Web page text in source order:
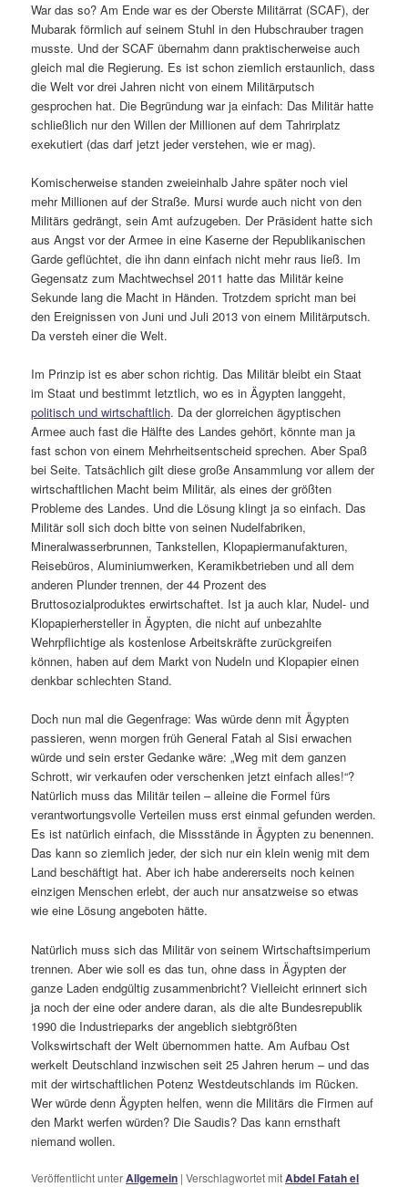
War das so? Am Ende war es der Oberste Militärrat (SCAF), der
Mubarak förmlich auf seinem Stuhl in den Hubschrauber tragen
musste. Und der SCAF übernahm dann praktischerweise auch
gleich mal die Regierung. Es ist schon ziemlich erstaunlich, dass
die Welt vor drei Jahren nicht von einem Militärputsch
gesprochen hat. Die Begründung war ja einfach: Das Militär hatte
schließlich nur den Willen der Millionen auf dem Tahrirplatz
exekutiert (das darf jetzt jeder verstehen, wie er mag).
Komischerweise standen zweieinhalb Jahre später noch viel
mehr Millionen auf der Straße. Mursi wurde auch nicht von den
Militärs gedrängt, sein Amt aufzugeben. Der Präsident hatte sich
aus Angst vor der Armee in eine Kaserne der Republikanischen
Garde geflüchtet, die ihn dann einfach nicht mehr raus ließ. Im
Gegensatz zum Machtwechsel 2011 hatte das Militär keine
Sekunde lang die Macht in Händen. Trotzdem spricht man bei
den Ereignissen von Juni und Juli 2013 von einem Militärputsch.
Da versteh einer die Welt.
Im Prinzip ist es aber schon richtig. Das Militär bleibt ein Staat
im Staat und bestimmt letztlich, wo es in Ägypten langgeht,
politisch und wirtschaftlich. Da der glorreichen ägyptischen
Armee auch fast die Hälfte des Landes gehört, könnte man ja
fast schon von einem Mehrheitsentscheid sprechen. Aber Spaß
bei Seite. Tatsächlich gilt diese große Ansammlung vor allem der
wirtschaftlichen Macht beim Militär, als eines der größten
Probleme des Landes. Und die Lösung klingt ja so einfach. Das
Militär soll sich doch bitte von seinen Nudelfabriken,
Mineralwasserbrunnen, Tankstellen, Klopapiermanufakturen,
Reisebüros, Aluminiumwerken, Keramikbetrieben und all dem
anderen Plunder trennen, der 44 Prozent des
Bruttosozialproduktes erwirtschaftet. Ist ja auch klar, Nudel- und
Klopapierhersteller in Ägypten, die nicht auf unbezahlte
Wehrpflichtige als kostenlose Arbeitskräfte zurückgreifen
können, haben auf dem Markt von Nudeln und Klopapier einen
denkbar schlechten Stand.
Doch nun mal die Gegenfrage: Was würde denn mit Ägypten
passieren, wenn morgen früh General Fatah al Sisi erwachen
würde und sein erster Gedanke wäre: „Weg mit dem ganzen
Schrott, wir verkaufen oder verschenken jetzt einfach alles!“?
Natürlich muss das Militär teilen – alleine die Formel fürs
verantwortungsvolle Verteilen muss erst einmal gefunden werden.
Es ist natürlich einfach, die Missstände in Ägypten zu benennen.
Das kann so ziemlich jeder, der sich nur ein klein wenig mit dem
Land beschäftigt hat. Aber ich habe andererseits noch keinen
einzigen Menschen erlebt, der auch nur ansatzweise so etwas
wie eine Lösung angeboten hätte.
Natürlich muss sich das Militär von seinem Wirtschaftsimperium
trennen. Aber wie soll es das tun, ohne dass in Ägypten der
ganze Laden endgültig zusammenbricht? Vielleicht erinnert sich
ja noch der eine oder andere daran, als die alte Bundesrepublik
1990 die Industrieparks der angeblich siebtgrößten
Volkswirtschaft der Welt übernommen hatte. Am Aufbau Ost
werkelt Deutschland inzwischen seit 25 Jahren herum – und das
mit der wirtschaftlichen Potenz Westdeutschlands im Rücken.
Wer würde denn Ägypten helfen, wenn die Militärs die Firmen auf
den Markt werfen würden? Die Saudis? Das kann ernsthaft
niemand wollen.
Veröffentlicht unterAllgemein |Verschlagwortet mitAbdel Fatah el